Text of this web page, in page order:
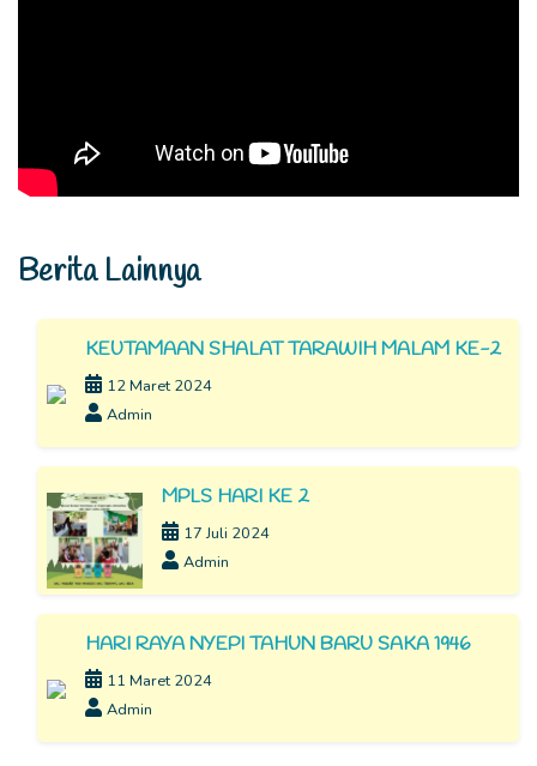
Berita Lainnya
KEUTAMAAN SHALAT TARAWIH MALAM KE-2
12 Maret 2024
Admin
MPLS HARI KE 2
17 Juli 2024
Admin
HARI RAYA NYEPI TAHUN BARU SAKA 1946
11 Maret 2024
Admin